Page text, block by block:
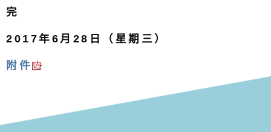
完
2017年6月28日（星期三）
附件